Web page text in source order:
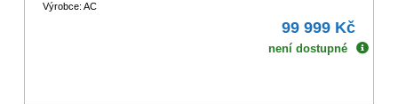
Výrobce: AC
99 999 Kč
není dostupné